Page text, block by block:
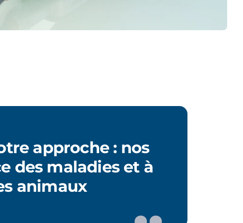
approche : nos
des maladies et à
animaux